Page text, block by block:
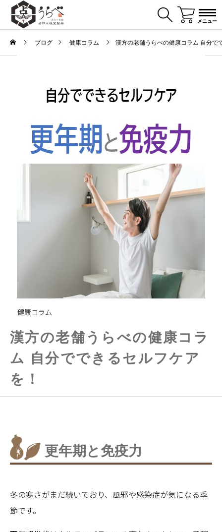
メニュー
ブログ 健康コラム 漢方の老舗うらべの健康コラム 自分で
健康コラム
漢方の老舗うらべの健康コラ
ム 自分でできるセルフケア
を！
更年期と免疫力
冬の寒さがまだ続いており、風邪や感染症が気になる季
節です。